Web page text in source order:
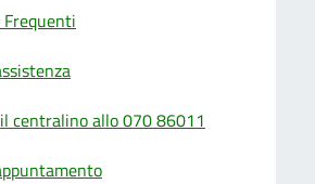
Frequenti
centralino allo 070 86011